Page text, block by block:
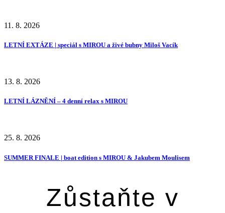
11. 8. 2026
LETNÍ EXTÁZE | speciál s MIROU a živé bubny Miloš Vacík
13. 8. 2026
LETNÍ LÁZNĚNÍ – 4 denní relax s MIROU
25. 8. 2026
SUMMER FINALE | boat edition s MIROU & Jakubem Moulisem
Zůstaňte v